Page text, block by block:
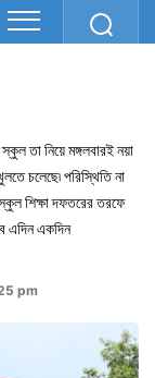
তা নিয়ে মঙ্গলবারই নয়া
চলেছে৷ পরিস্থিতি না
শিক্ষা দফতরের তরফে
এদিন একদিন
pm